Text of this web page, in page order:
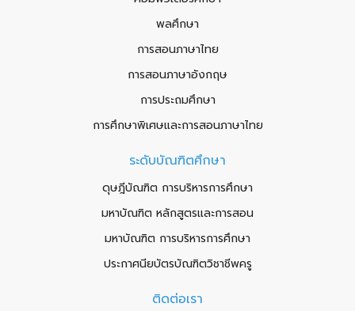
พลศึกษา
การสอนภาษาไทย
การสอนภาษาอังกฤษ
การประถมศึกษา
การศึกษาพิเศษและการสอนภาษาไทย
ระดับบัณฑิตศึกษา
ดุษฎีบัณฑิต การบริหารการศึกษา
มหาบัณฑิต หลักสูตรและการสอน
มหาบัณฑิต การบริหารการศึกษา
ประกาศนียบัตรบัณฑิตวิชาชีพครู
ติดต่อเรา